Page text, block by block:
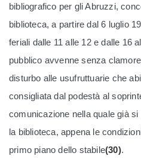
bibliografico per gli Abruzzi,
biblioteca, a partire dal 6 luglio
feriali dalle 11 alle 12 e dalle 16
pubblico avvenne senza
disturbo alle usufruttuarie che
consigliata dal podestà al
comunicazione nella quale già si
la biblioteca, appena le
primo piano dello stabile(30).